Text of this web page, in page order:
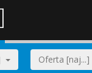
Oferta [naj...]